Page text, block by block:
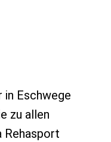
in Eschwege
zu allen
Rehasport